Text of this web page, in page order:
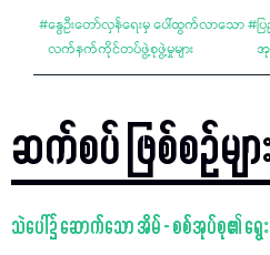
#နွေဦးတော်လှန်ရေးမှ ပေါ်ထွက်လာသော
လက်နက်ကိုင်တပ်ဖွဲ့စုဖွဲ့မှုများ
#
အု
ဆက်စပ် ဖြစ်စဉ်မျာ
သဲပေါ်၌ ဆောက်သော အိမ် - စစ်အုပ်စု၏ ရွ